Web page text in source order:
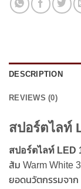
DESCRIPTION
REVIEWS (0)
สปอร์ตไลท์
สปอร์ตไลท์ LED
ส้ม Warm White
ยอดนวัตกรรมจาก